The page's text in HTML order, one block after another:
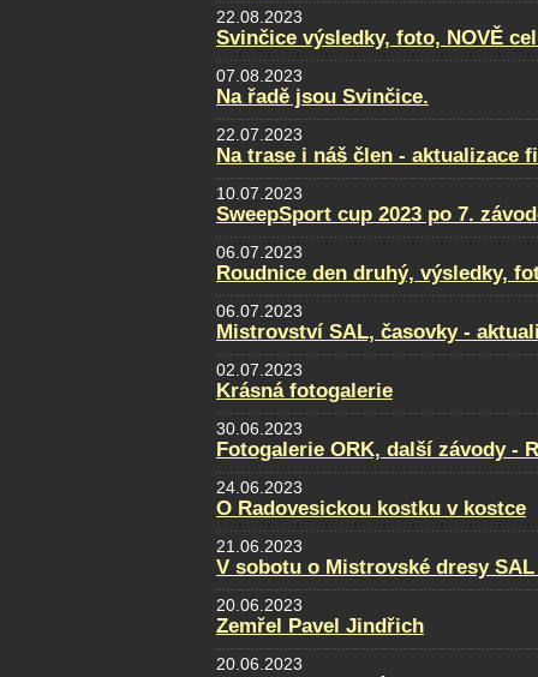
22.08.2023
Svinčice výsledky, foto, NOVĚ
07.08.2023
Na řadě jsou Svinčice.
22.07.2023
Na trase i náš člen - aktualizace
10.07.2023
SweepSport cup 2023 po 7.
06.07.2023
Roudnice den druhý, výsledky,
06.07.2023
Mistrovství SAL, časovky -
02.07.2023
Krásná fotogalerie
30.06.2023
Fotogalerie ORK, další závody -
24.06.2023
O Radovesickou kostku v kostce
21.06.2023
V sobotu o Mistrovské dresy
20.06.2023
Zemřel Pavel Jindřich
20.06.2023